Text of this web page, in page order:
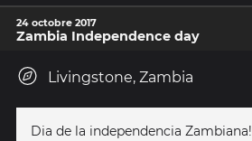
24 octobre 2017
Zambia Independence day
Livingstone, Zambia
Dia de la independencia Zambiana!